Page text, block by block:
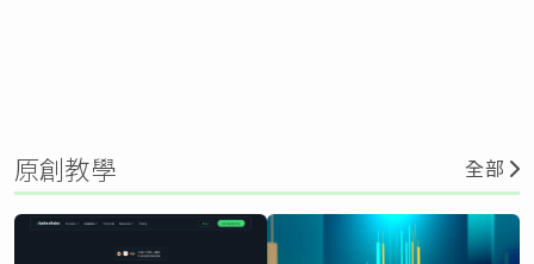
原創教學 全部